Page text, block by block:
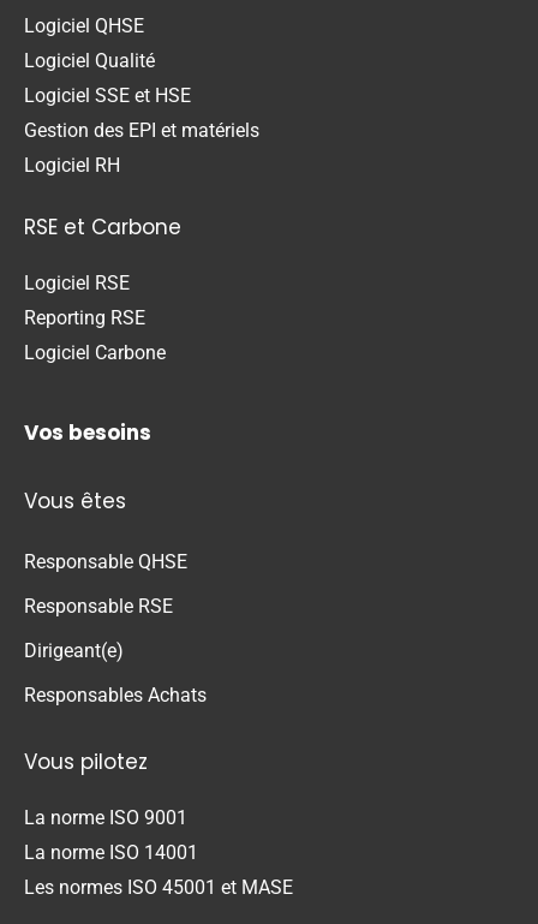
Logiciel QHSE
Logiciel Qualité
Logiciel SSE et HSE
Gestion des EPI et matériels
Logiciel RH
RSE et Carbone
Logiciel RSE
Reporting RSE
Logiciel Carbone
Vos besoins
Vous êtes
Responsable QHSE
Responsable RSE
Dirigeant(e)
Responsables Achats
Vous pilotez
La norme ISO 9001
La norme ISO 14001
Les normes ISO 45001 et MASE